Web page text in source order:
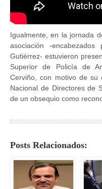
Igualmente, en la jornada
asociación -
Gutiérrez- estuvieron
Superior de Policía de
Cerviño, con motivo de su
Nacional de Directores de
de un obsequio como
Posts Relacionados: